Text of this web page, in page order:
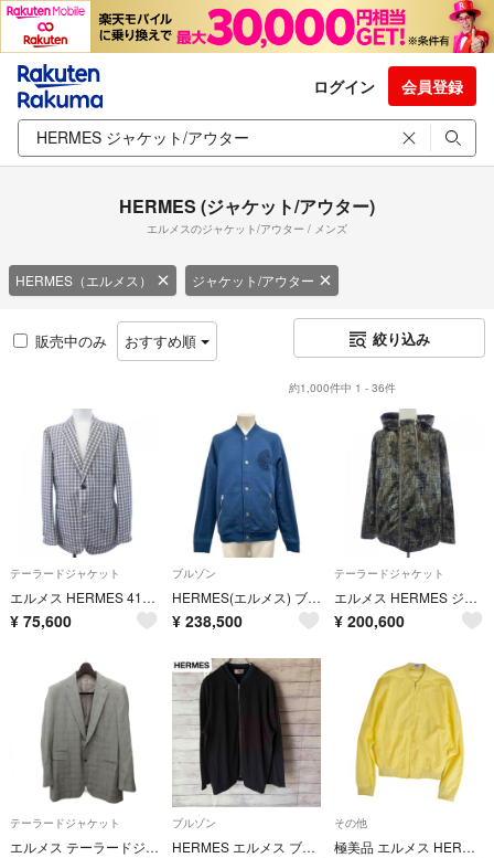
ログイン 会員登録
HERMES (ジャケット/アウター)
エルメスのジャケット/アウター / メンズ
HERMES（エルメス） ジャケット/アウター
販売中のみ おすすめ順 絞り込み
約1,000件中 1 - 36件
テーラードジャケット
エルメス HERMES 41-5269 ジャケット
¥ 75,600
ブルゾン
HERMES(エルメス) ブルゾン サイズS メンズ美品 テディブルゾン パッチ 657775HA インディゴ（ネイビー） 長袖/春/秋/クルー・ド・セル コットン
¥ 238,500
テーラードジャケット
エルメス HERMES ジャケット
¥ 200,600
テーラードジャケット
エルメス テーラードジャケット ブレザー シングル 2B グレンチェック 52
ブルゾン
HERMES エルメス ブルゾン パイル
その他
極美品 エルメス HERMES ジャケット 21SS ブルゾン シャツジャケット ジップアップ シアサッカー メンズ 37(14.5) 黄